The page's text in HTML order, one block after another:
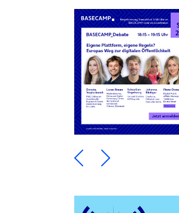
Ein Element
Ein